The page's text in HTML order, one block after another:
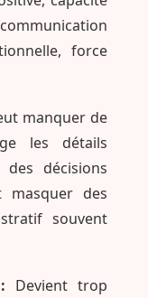
force
manquer de
les détails
décisions
masquer des
souvent
Devient trop